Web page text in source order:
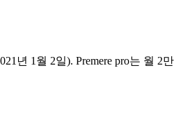
년 1월 2일). Premere pro는 월 2만